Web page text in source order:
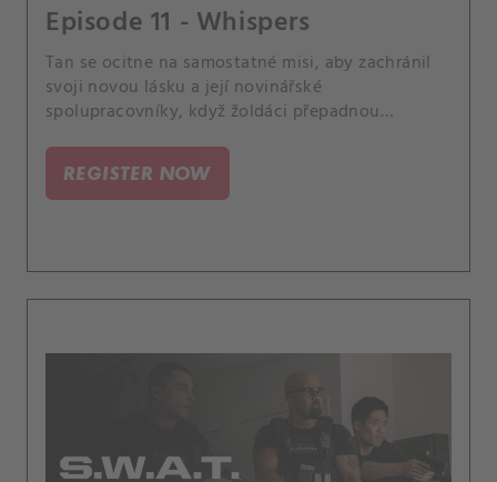
Episode 11 - Whispers
Tan se ocitne na samostatné misi, aby zachránil
svoji novou lásku a její novinářské
spolupracovníky, když žoldáci přepadnou
uteče, je na týmu SWAT, aby vystopoval dobře
vycvičené ozbrojence, než bude někdo další zabit.
REGISTER NOW